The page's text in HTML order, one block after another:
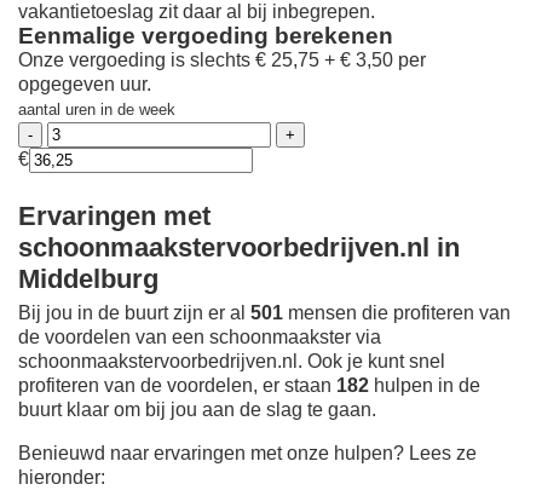
vakantietoeslag zit daar al bij inbegrepen.
Eenmalige vergoeding berekenen
Onze vergoeding is slechts € 25,75 + € 3,50 per
opgegeven uur.
aantal uren in de week
€
Ervaringen met
schoonmaakstervoorbedrijven.nl in
Middelburg
Bij jou in de buurt zijn er al 501 mensen die profiteren van
de voordelen van een schoonmaakster via
schoonmaakstervoorbedrijven.nl. Ook je kunt snel
profiteren van de voordelen, er staan 182 hulpen in de
buurt klaar om bij jou aan de slag te gaan.
Benieuwd naar ervaringen met onze hulpen? Lees ze
hieronder: